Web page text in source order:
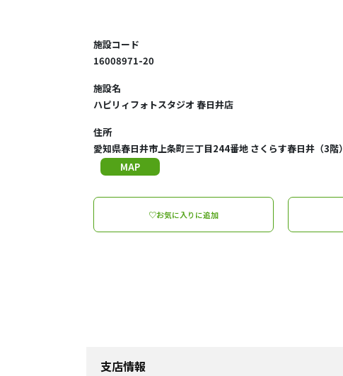
施設コード
16008971-20
施設名
ハピリィフォトスタジオ 春日井店
住所
愛知県春日井市上条町三丁目244番地 さくらす春日井（3階）
MAP
♡お気に入りに追加
支店情報